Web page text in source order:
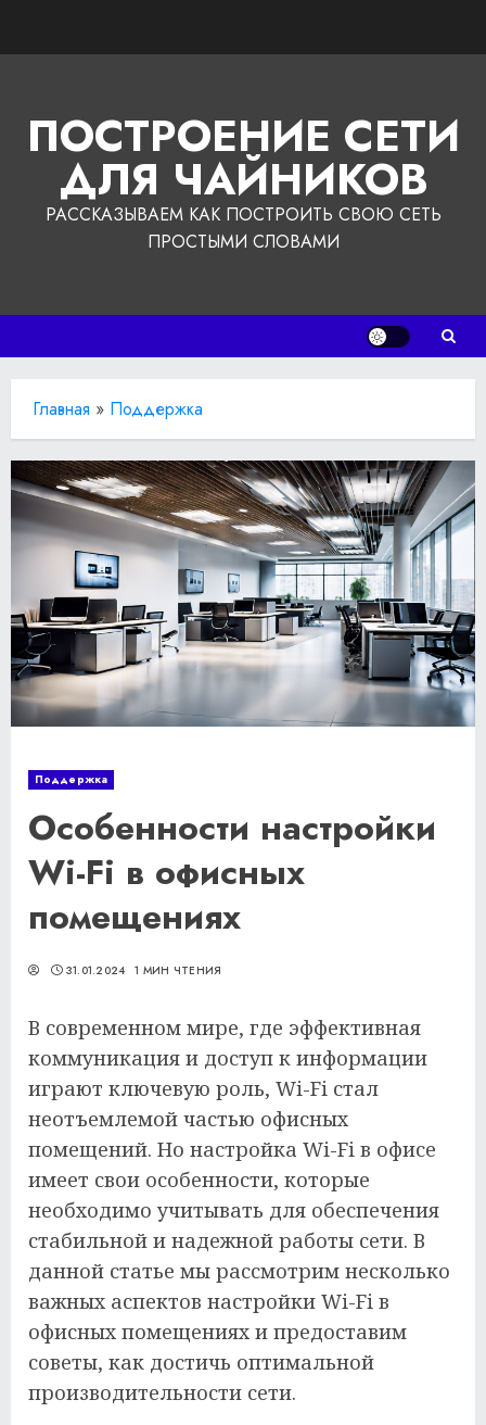
ПОСТРОЕНИЕ СЕТИ
ДЛЯ ЧАЙНИКОВ
РАССКАЗЫВАЕМ КАК ПОСТРОИТЬ СВОЮ СЕТЬ
ПРОСТЫМИ СЛОВАМИ
Главная » Поддержка
Поддержка
Особенности настройки
Wi-Fi в офисных
помещениях
31.01.2024 1 МИН ЧТЕНИЯ
В современном мире, где эффективная
коммуникация и доступ к информации
играют ключевую роль, Wi-Fi стал
неотъемлемой частью офисных
помещений. Но настройка Wi-Fi в офисе
имеет свои особенности, которые
необходимо учитывать для обеспечения
стабильной и надежной работы сети. В
данной статье мы рассмотрим несколько
важных аспектов настройки Wi-Fi в
офисных помещениях и предоставим
советы, как достичь оптимальной
производительности сети.